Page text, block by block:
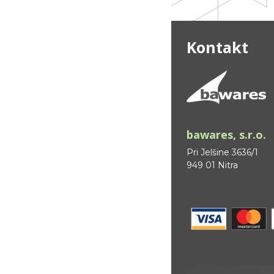
Kontakt
bawares, s.r.o.
Pri Jelšine 3636/1
949 01 Nitra